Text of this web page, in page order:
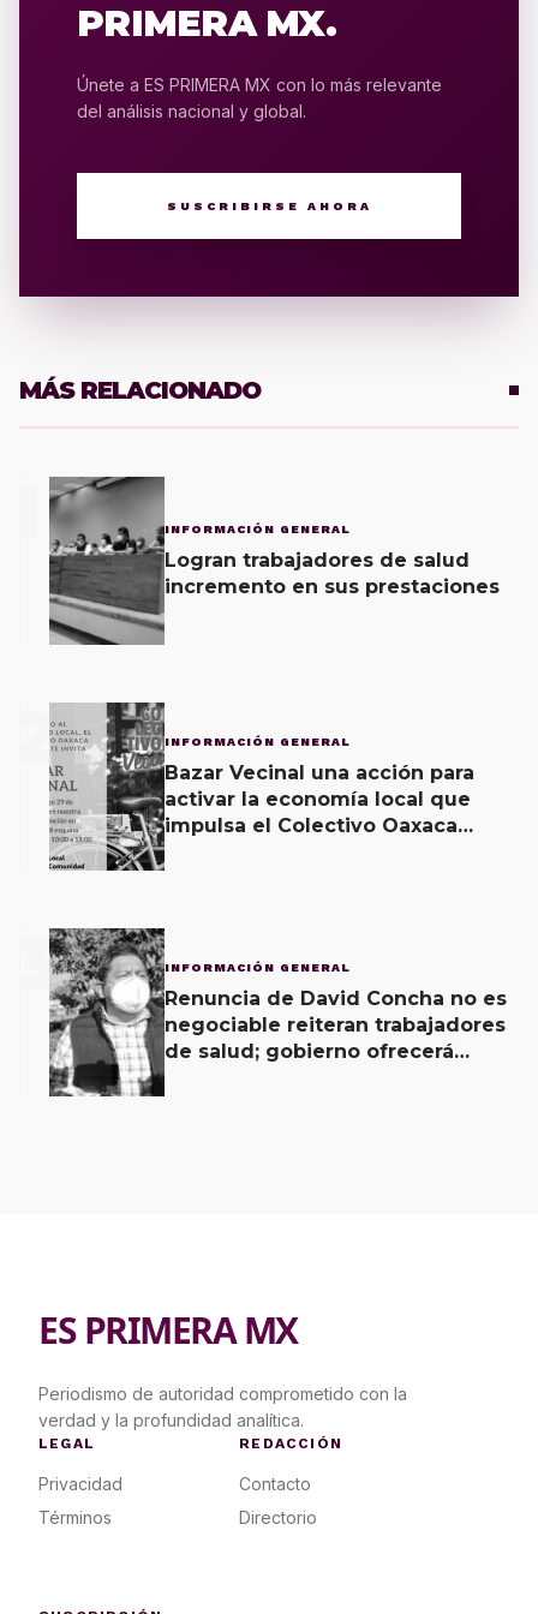
PRIMERA MX.
Únete a ES PRIMERA MX con lo más relevante
del análisis nacional y global.
SUSCRIBIRSE AHORA
MÁS RELACIONADO
INFORMACIÓN GENERAL
Logran trabajadores de salud
incremento en sus prestaciones
2 INFORMACIÓN GENERAL
Bazar Vecinal una acción para
activar la economía local que
impulsa el Colectivo Oaxaca
3 INFORMACIÓN GENERAL
Renuncia de David Concha no es
negociable reiteran trabajadores
de salud; gobierno ofrecerá
ES PRIMERA MX
Periodismo de autoridad comprometido con la
verdad y la profundidad analítica.
LEGAL
Privacidad
Términos
REDACCIÓN
Contacto
Directorio